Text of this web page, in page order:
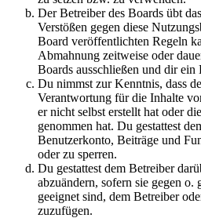
Der Betreiber des Boards übt
Verstößen gegen diese
Board veröffentlichten Regeln
Abmahnung zeitweise oder
Boards ausschließen und dir ein
Du nimmst zur Kenntnis, dass
Verantwortung für die Inhalte
er nicht selbst erstellt hat oder
genommen hat. Du gestattest
Benutzerkonto, Beiträge und
oder zu sperren.
Du gestattest dem Betreiber
abzuändern, sofern sie gegen o.
geeignet sind, dem Betreiber
zuzufügen.